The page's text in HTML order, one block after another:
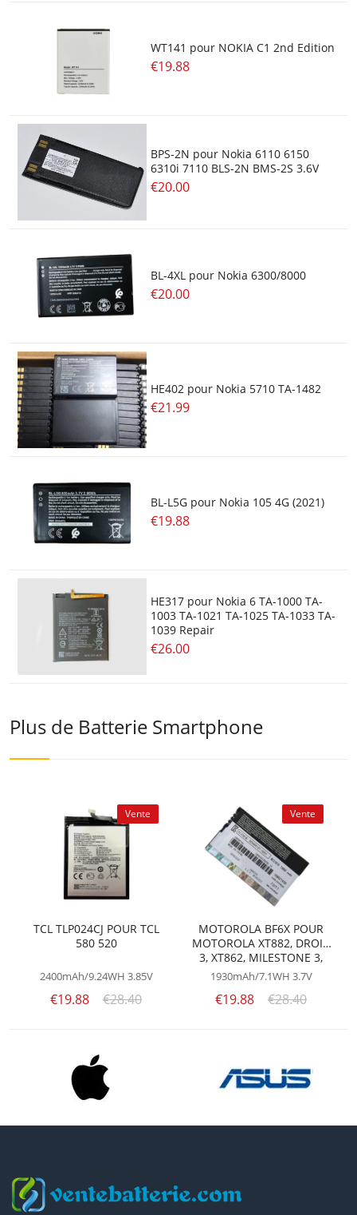
WT141 pour NOKIA C1 2nd Edition
€19.88
BPS-2N pour Nokia 6110 6150
6310i 7110 BLS-2N BMS-2S 3.6V
€20.00
BL-4XL pour Nokia 6300/8000
€20.00
HE402 pour Nokia 5710 TA-1482
€21.99
BL-L5G pour Nokia 105 4G (2021)
€19.88
HE317 pour Nokia 6 TA-1000 TA-
1003 TA-1021 TA-1025 TA-1033 TA-
1039 Repair
€26.00
Plus de Batterie Smartphone
Vente
TCL TLP024CJ POUR TCL
580 520
2400mAh/9.24WH 3.85V
€19.88 €28.40
Vente
MOTOROLA BF6X POUR
MOTOROLA XT882, DROID
3, XT862, MILESTONE 3,
XT883, XT860 4G, XT531,
MT870
1930mAh/7.1WH 3.7V
€19.88 €28.40